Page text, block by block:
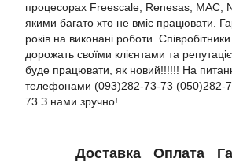
процесорах Freescale, Renesas, MAC,
якими багато хто не вміє працювати.
років на виконані роботи.
дорожать своїми клієнтами та
буде працювати, як новий!!!!!! На
телефонами (093)282-73-73 (050)282-
73 З нами зручно!
Доставка Оплата